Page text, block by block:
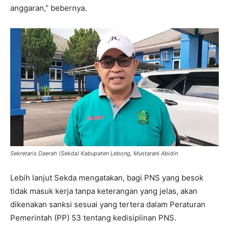
anggaran,” bebernya.
Sekretaris Daerah (Sekda) Kabupaten Lebong, Mustarani Abidin
Lebih lanjut Sekda mengatakan, bagi PNS yang besok
tidak masuk kerja tanpa keterangan yang jelas, akan
dikenakan sanksi sesuai yang tertera dalam Peraturan
Pemerintah (PP) 53 tentang kedisiplinan PNS.